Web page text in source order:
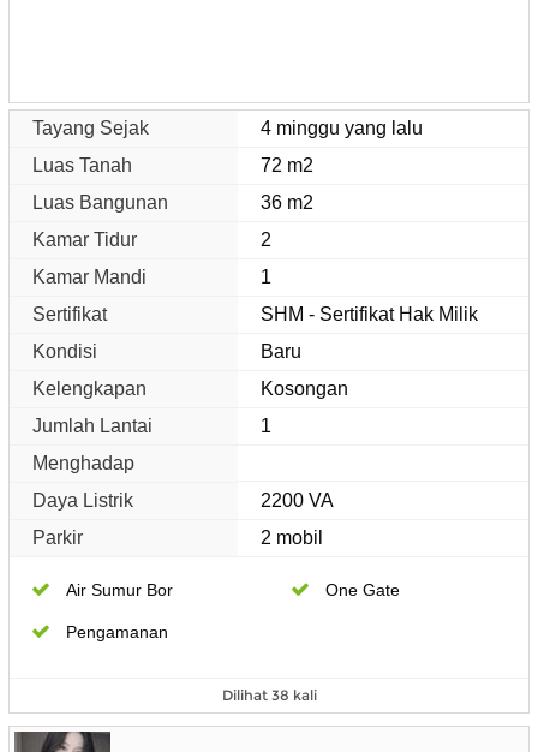
Tayang Sejak
4 minggu yang lalu
Luas Tanah
72 m2
Luas Bangunan
36 m2
Kamar Tidur
2
Kamar Mandi
1
Sertifikat
SHM - Sertifikat Hak Milik
Kondisi
Baru
Kelengkapan
Kosongan
Jumlah Lantai
1
Menghadap
Daya Listrik
2200 VA
Parkir
2 mobil
Air Sumur Bor One Gate
Pengamanan
Dilihat 38 kali